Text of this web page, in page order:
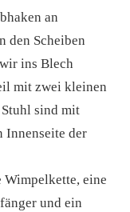
an
den Scheiben
ins Blech
mit zwei kleinen
sind mit
Innenseite der
eine
und ein